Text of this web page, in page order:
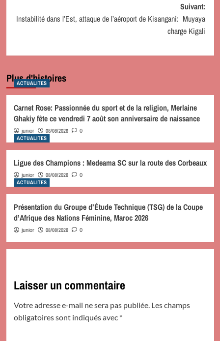
Suivant:
Instabilité dans l’Est, attaque de l’aéroport de Kisangani: Muyaya
charge Kigali
Plus d'histoires
ACTUALITES
Carnet Rose: Passionnée du sport et de la religion, Merlaine
Ghakiy fête ce vendredi 7 août son anniversaire de naissance
junior 08/08/2026 0
ACTUALITES
Ligue des Champions : Medeama SC sur la route des Corbeaux
junior 08/08/2026 0
ACTUALITES
Présentation du Groupe d’Étude Technique (TSG) de la Coupe
d’Afrique des Nations Féminine, Maroc 2026
junior 08/08/2026 0
Laisser un commentaire
Votre adresse e-mail ne sera pas publiée. Les champs
obligatoires sont indiqués avec *